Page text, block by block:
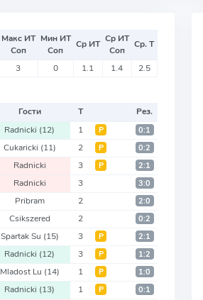
Макс ИТ
Соп
Мин ИТ
Соп
Ср ИТ Ср ИТ
Соп
Ср. Т
3 0 1.1 1.4 2.5
Гости Т
Рез.
Radnicki (12) 1 Р 0:1
Cukaricki (11) 2 Р 0:2
Radnicki 3 Р 2:1
Radnicki 3 3:0
Pribram 2 2:0
Csikszered 2 0:2
Spartak Su (15) 3 Р 2:1
Radnicki (12) 3 Р 1:2
Mladost Lu (14) 1 Р 1:0
Radnicki (13) 1 Р 0:1